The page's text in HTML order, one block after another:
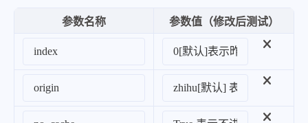
参数名称 参数值（修改后测试）